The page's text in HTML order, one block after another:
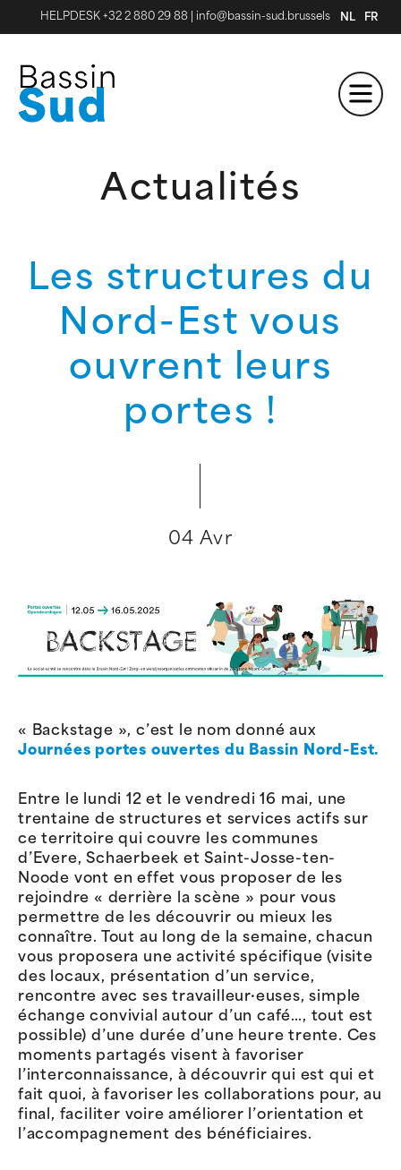
HELPDESK +32 2 880 29 88 info@bassin-sud.brussels NL FR
Actualités
Les structures du
Nord-Est vous
ouvrent leurs
portes !
04 Avr
« Backstage », c’est le nom donné aux
Journées portes ouvertes du Bassin Nord-Est.
Entre le lundi 12 et le vendredi 16 mai, une
trentaine de structures et services actifs sur
ce territoire qui couvre les communes
d’Evere, Schaerbeek et Saint-Josse-ten-
Noode vont en effet vous proposer de les
rejoindre « derrière la scène » pour vous
permettre de les découvrir ou mieux les
connaître. Tout au long de la semaine, chacun
vous proposera une activité spécifique (visite
des locaux, présentation d’un service,
rencontre avec ses travailleur·euses, simple
échange convivial autour d’un café…, tout est
possible) d’une durée d’une heure trente. Ces
moments partagés visent à favoriser
l’interconnaissance, à découvrir qui est qui et
fait quoi, à favoriser les collaborations pour, au
final, faciliter voire améliorer l’orientation et
l’accompagnement des bénéficiaires.